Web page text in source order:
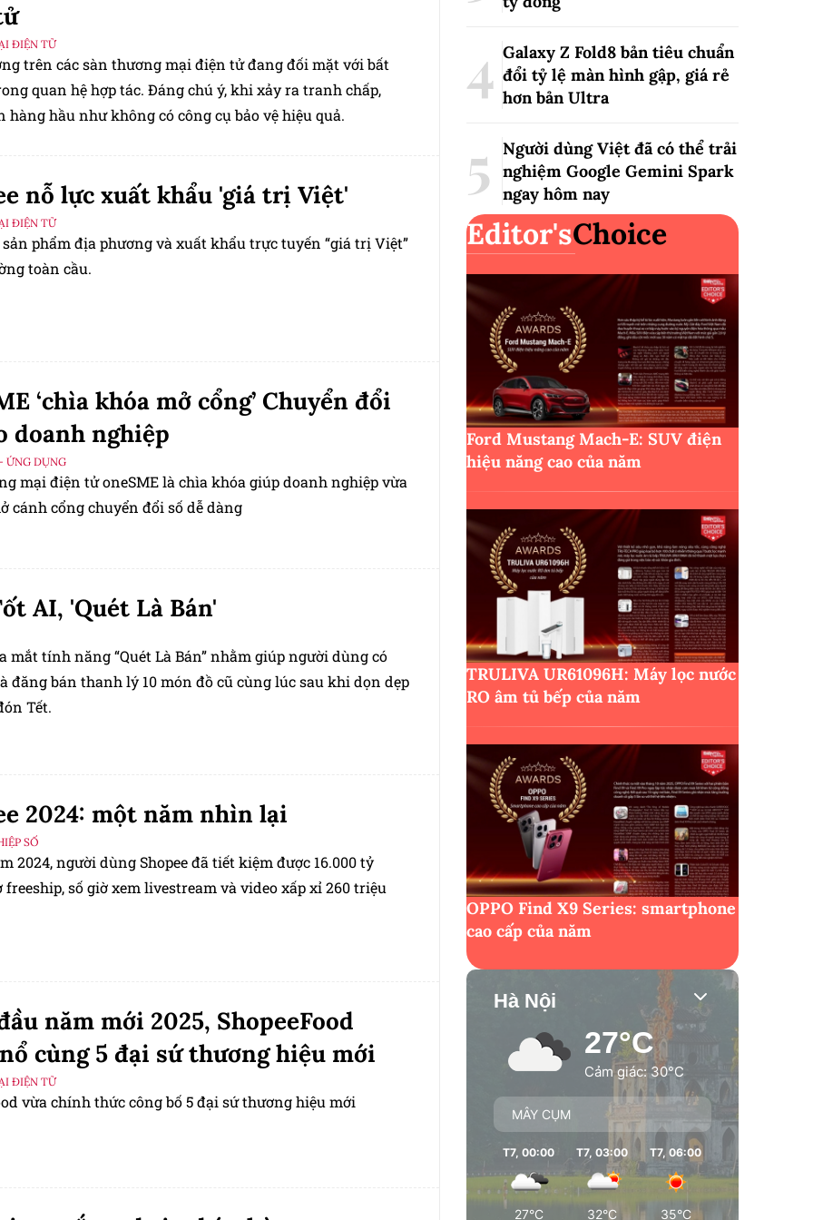
ĐIỆN TỬ
trên các sàn thương mại điện tử đang đối mặt với bất
quan hệ hợp tác. Đáng chú ý, khi xảy ra tranh chấp,
hàng hầu như không có công cụ bảo vệ hiệu quả.
nỗ lực xuất khẩu 'giá trị Việt'
ĐIỆN TỬ
phẩm địa phương và xuất khẩu trực tuyến “giá trị Việt”
toàn cầu.
‘chìa khóa mở cổng’ Chuyển đổi
doanh nghiệp
ỨNG DỤNG
mại điện tử oneSME là chìa khóa giúp doanh nghiệp vừa
cánh cổng chuyển đổi số dễ dàng
AI, 'Quét Là Bán'
mắt tính năng “Quét Là Bán” nhằm giúp người dùng có
đăng bán thanh lý 10 món đồ cũ cùng lúc sau khi dọn dẹp
Tết.
2024: một năm nhìn lại
SỐ
2024, người dùng Shopee đã tiết kiệm được 16.000 tỷ
freeship, số giờ xem livestream và video xấp xỉ 260 triệu
năm mới 2025, ShopeeFood
cùng 5 đại sứ thương hiệu mới
ĐIỆN TỬ
vừa chính thức công bố 5 đại sứ thương hiệu mới
Galaxy Z Fold8 bản tiêu chuẩn
đổi tỷ lệ màn hình gập, giá rẻ
hơn bản Ultra
Người dùng Việt đã có thể trải
nghiệm Google Gemini Spark
ngay hôm nay
Editor'sChoice
Ford Mustang Mach-E: SUV điện
hiệu năng cao của năm
TRULIVA UR61096H: Máy lọc nước
RO âm tủ bếp của năm
OPPO Find X9 Series: smartphone
cao cấp của năm
Hà Nội
27°C
Cảm giác: 30°C
MÂY CỤM
T7, 00:00
27°C
T7, 03:00
32°C
T7, 06:00
35°C